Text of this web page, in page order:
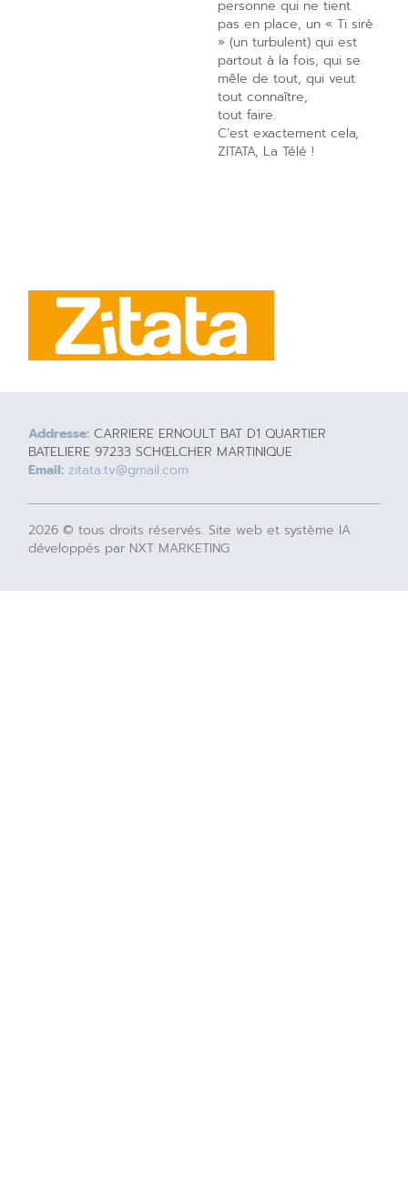
personne qui ne tient
pas en place, un « Ti sirè
» (un turbulent) qui est
partout à la fois, qui se
mêle de tout, qui veut
tout connaître,
tout faire.
C’est exactement cela,
ZITATA, La Télé !
Addresse: CARRIERE ERNOULT BAT D1 QUARTIER
BATELIERE 97233 SCHŒLCHER MARTINIQUE
Email: zitata.tv@gmail.com
2026 © tous droits réservés. Site web et système IA
développés par NXT MARKETING